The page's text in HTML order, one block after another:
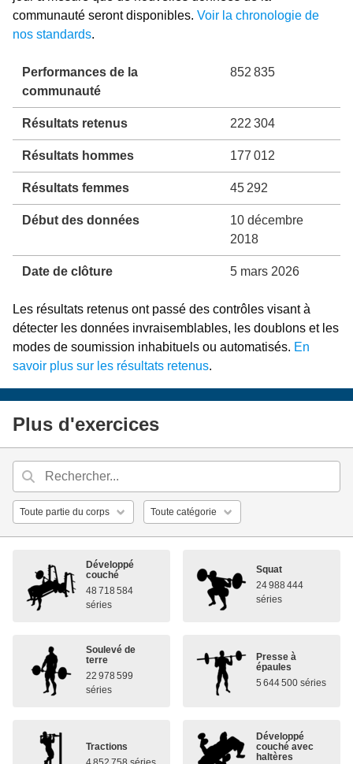
communauté seront disponibles. Voir la chronologie de
nos standards.
Performances de la
communauté
852 835
Résultats retenus 222 304
Résultats hommes 177 012
Résultats femmes 45 292
Début des données
10 décembre
2018
Date de clôture 5 mars 2026
Les résultats retenus ont passé des contrôles visant à
détecter les données invraisemblables, les doublons et les
modes de soumission inhabituels ou automatisés. En
savoir plus sur les résultats retenus.
Plus d'exercices
Développé
couché
48 718 584
séries
Squat
24 988 444
séries
Soulevé de
terre
22 978 599
séries
Presse à
épaules
5 644 500 séries
Tractions
Développé
couché avec
haltères